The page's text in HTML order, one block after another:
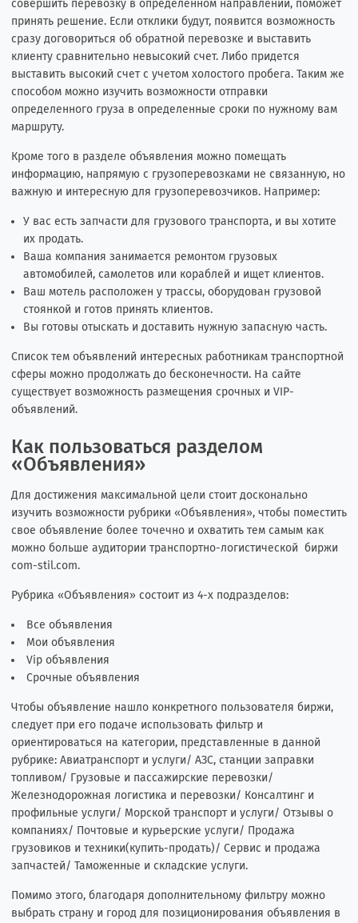
совершить перевозку в определенном направлении, поможет
принять решение. Если отклики будут, появится возможность
сразу договориться об обратной перевозке и выставить
клиенту сравнительно невысокий счет. Либо придется
выставить высокий счет с учетом холостого пробега. Таким же
способом можно изучить возможности отправки
определенного груза в определенные сроки по нужному вам
маршруту.
Кроме того в разделе объявления можно помещать
информацию, напрямую с грузоперевозками не связанную, но
важную и интересную для грузоперевозчиков. Например:
У вас есть запчасти для грузового транспорта, и вы хотите
их продать.
Ваша компания занимается ремонтом грузовых
автомобилей, самолетов или кораблей и ищет клиентов.
Ваш мотель расположен у трассы, оборудован грузовой
стоянкой и готов принять клиентов.
Вы готовы отыскать и доставить нужную запасную часть.
Список тем объявлений интересных работникам транспортной
сферы можно продолжать до бесконечности. На сайте
существует возможность размещения срочных и VIP-
объявлений.
Как пользоваться разделом
«Объявления»
Для достижения максимальной цели стоит досконально
изучить возможности рубрики «Объявления», чтобы поместить
свое объявление более точечно и охватить тем самым как
можно больше аудитории транспортно-логистической биржи
com-stil.com.
Рубрика «Объявления» состоит из 4-х подразделов:
Все объявления
Мои объявления
Vip объявления
Срочные объявления
Чтобы объявление нашло конкретного пользователя биржи,
следует при его подаче использовать фильтр и
ориентироваться на категории, представленные в данной
рубрике: Авиатранспорт и услуги/ АЗС, станции заправки
топливом/ Грузовые и пассажирские перевозки/
Железнодорожная логистика и перевозки/ Консалтинг и
профильные услуги/ Морской транспорт и услуги/ Отзывы о
компаниях/ Почтовые и курьерские услуги/ Продажа
грузовиков и техники(купить-продать)/ Сервис и продажа
запчастей/ Таможенные и складские услуги.
Помимо этого, благодаря дополнительному фильтру можно
выбрать страну и город для позиционирования объявления в